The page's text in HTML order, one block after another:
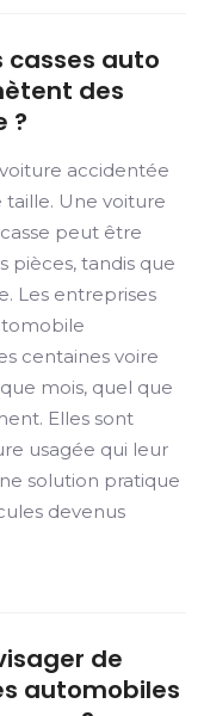
casses auto
des
?
accidentée
Une voiture
peut être
pièces, tandis que
Les entreprises
centaines voire
mois, quel que
Elles sont
usagée qui leur
solution pratique
devenus
de
automobiles